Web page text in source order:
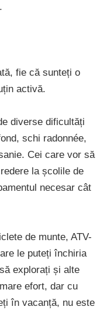
fie că sunteți o
activă.
diverse dificultăți
schi radonnée,
Cei care vor să
la școlile de
necesar cât
de munte, ATV-
le puteți închiria
explorați și alte
efort, dar cu
în vacanță, nu este